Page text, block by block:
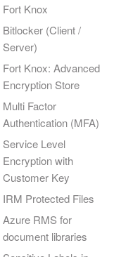
Fort Knox
Bitlocker (Client /
Server)
Fort Knox: Advanced
Encryption Store
Multi Factor
Authentication (MFA)
Service Level
Encryption with
Customer Key
IRM Protected Files
Azure RMS for
document libraries